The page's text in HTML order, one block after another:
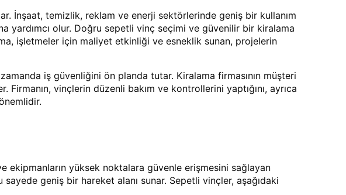
İnşaat, temizlik, reklam ve enerji sektörlerinde geniş bir kullanım
yardımcı olur. Doğru sepetli vinç seçimi ve güvenilir bir kiralama
işletmeler için maliyet etkinliği ve esneklik sunan, projelerin
iş güvenliğini ön planda tutar. Kiralama firmasının müşteri
vinçlerin düzenli bakım ve kontrollerini yaptığını, ayrıca
ekipmanların yüksek noktalara güvenle erişmesini sağlayan
geniş bir hareket alanı sunar. Sepetli vinçler, aşağıdaki